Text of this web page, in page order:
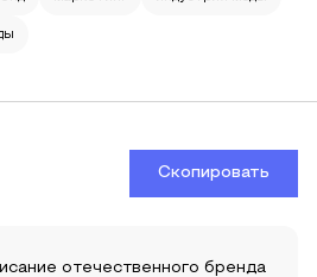
Скопировать
отечественного бренда